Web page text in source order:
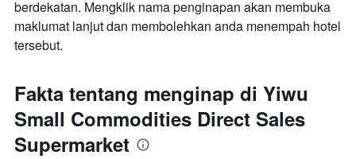
berdekatan. Mengklik nama penginapan akan membuka
maklumat lanjut dan membolehkan anda menempah hotel
tersebut.
Fakta tentang menginap di Yiwu
Small Commodities Direct Sales
Supermarket